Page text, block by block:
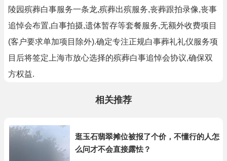
陵园殡葬白事服务一条龙,殡葬出殡服务,丧葬跟拍录像,丧事
追悼会布置,白事拍摄,遗体暂存等套餐服务,无额外收费项目
(客户要求单加项目除外).确定专注正规白事葬礼礼仪服务项
目后将签定上海市放心选择的殡葬白事追悼会协议,确保双
方权益.
相关推荐
逛玉石翡翠摊位被报了个价，不懂行的人怎
么问才不会直接露怯？